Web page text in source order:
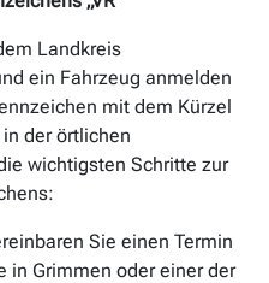
Landkreis
ein Fahrzeug anmelden
mit dem Kürzel
in der örtlichen
wichtigsten Schritte zur
Sie einen Termin
in Grimmen oder einer der